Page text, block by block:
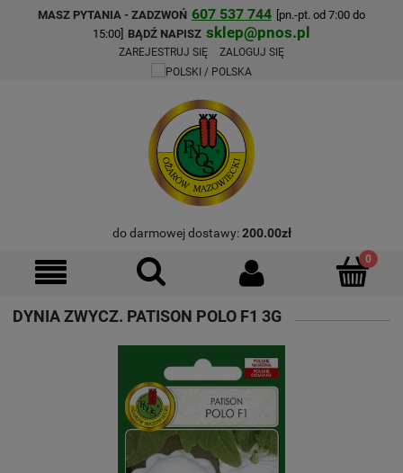
MASZ PYTANIA - ZADZWOŃ 607 537 744 [pn.-pt. od 7:00 do
15:00] BĄDŹ NAPISZ sklep@pnos.pl
ZAREJESTRUJ SIĘ ZALOGUJ SIĘ
do darmowej dostawy:200.00zł
DYNIA ZWYCZ. PATISON POLO F1 3G